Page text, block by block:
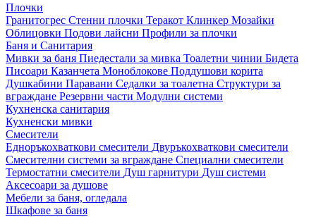
Плочки
Гранитогрес Стенни плочки Теракот Клинкер Мозайки
Облицовки Подови лайсни Профили за плочки
Баня и Санитария
Мивки за баня Пиедестали за мивка Тоалетни чинии Бидета
Писоари Казанчета Моноблокове Поддушови корита
Душкабини Паравани Седалки за тоалетна Структури за
вграждане Резервни части Модулни системи
Кухненска санитария
Кухненски мивки
Смесители
Едноръкохваткови смесители Двуръкохваткови смесители
Смесителни системи за вграждане Специални смесители
Термостатни смесители Душ гарнитури Душ системи
Аксесоари за душове
Мебели за баня, огледала
Шкафове за баня